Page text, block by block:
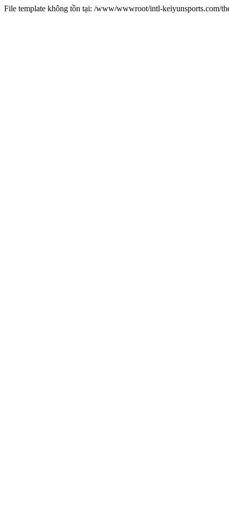
File template không tồn tại: /www/wwwroot/intl-keiyunsports.com/